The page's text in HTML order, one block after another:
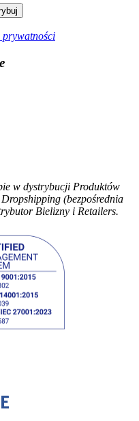
prywatności
w dystrybucji Produktów
(bezpośrednia
Bielizny i Retailers.